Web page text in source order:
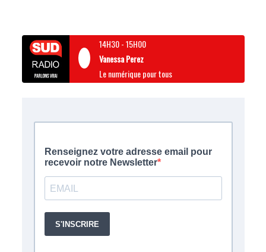
14H30-15H00
Vanessa Perez
Le numérique pour tous